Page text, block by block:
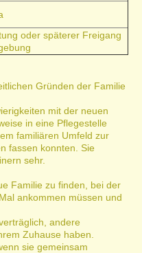
oder späterer Freigang
Gründen der Familie
mit der neuen
in eine Pflegestelle
familiären Umfeld zur
fassen konnten. Sie
sehr.
Familie zu finden, bei der
ankommen müssen und
andere
Zuhause haben.
sie gemeinsam